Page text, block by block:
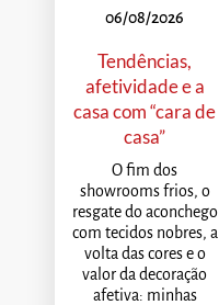
06/08/2026
Tendências,
afetividade e a
casa com “cara de
casa”
O fim dos
showrooms frios, o
resgate do aconchego
com tecidos nobres, a
volta das cores e o
valor da decoração
afetiva: minhas